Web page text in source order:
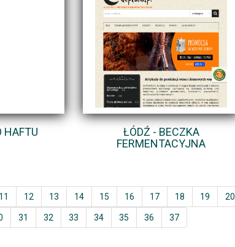
HAFTU
ŁÓDŹ - BECZKA
FERMENTACYJNA
11 12 13 14 15 16 17 18 19 20
31 32 33 34 35 36 37